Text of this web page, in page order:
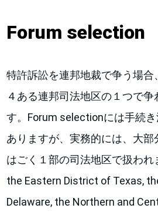
Forum selection
特許訴訟を連邦地裁で争う場合
４ある連邦司法地区の１つで争
す。Forum selectionには手続
ありますが、実務的には、大部
はごく１部の司法地区で扱われ
the Eastern District of Texas,
Delaware, the Northern and